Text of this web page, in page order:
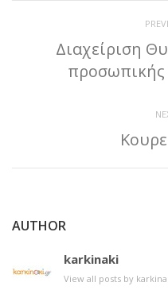
Διαχείριση
AUTHOR
karkinaki
View all posts by